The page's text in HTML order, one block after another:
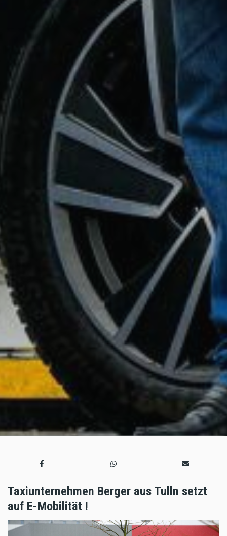
Taxiunternehmen Berger aus Tulln setzt
auf E-Mobilität !